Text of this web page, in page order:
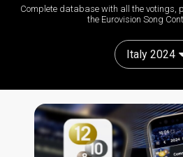
Complete database with all the votings,
the Eurovision Song
Italy 2024